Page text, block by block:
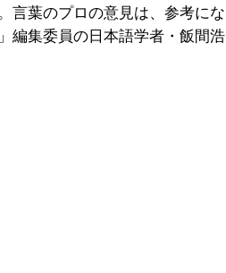
言葉のプロの意見は、参考にな
編集委員の日本語学者・飯間浩